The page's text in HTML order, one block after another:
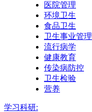
医院管理
环境卫生
食品卫生
卫生事业管理
流行病学
健康教育
传染病防控
卫生检验
营养
学习科研: